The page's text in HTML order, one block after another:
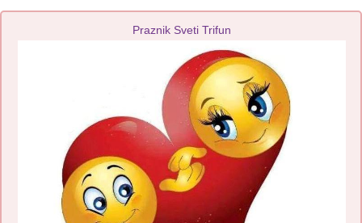
Praznik Sveti Trifun